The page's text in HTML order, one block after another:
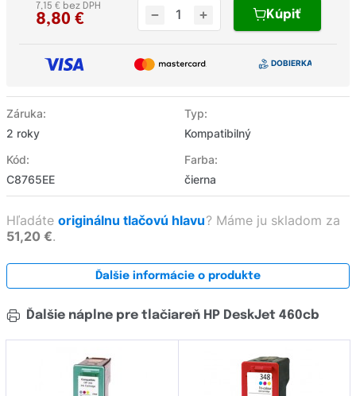
Záruka:
2 roky
Typ:
Kompatibilný
Kód:
C8765EE
Farba:
čierna
8,80 €
7,15 € bez DPH
Kúpiť
Hľadáte originálnu tlačovú hlavu? Máme ju skladom za
51,20 €.
Ďalšie informácie o produkte
Ďalšie náplne pre tlačiareň HP DeskJet 460cb